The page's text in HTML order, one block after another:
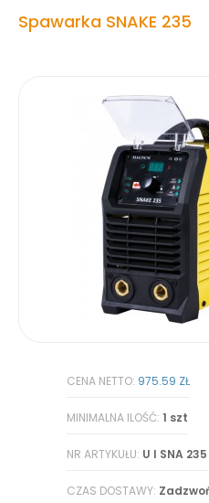
Spawarka SNAKE 235
CENA NETTO: 975.59 ZŁ
MINIMALNA ILOŚĆ:1 szt
NR ARTYKUŁU: U I SNA 235
CZAS DOSTAWY: